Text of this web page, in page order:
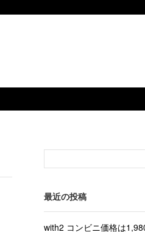
最近の投稿
with2 コンビニ価格は